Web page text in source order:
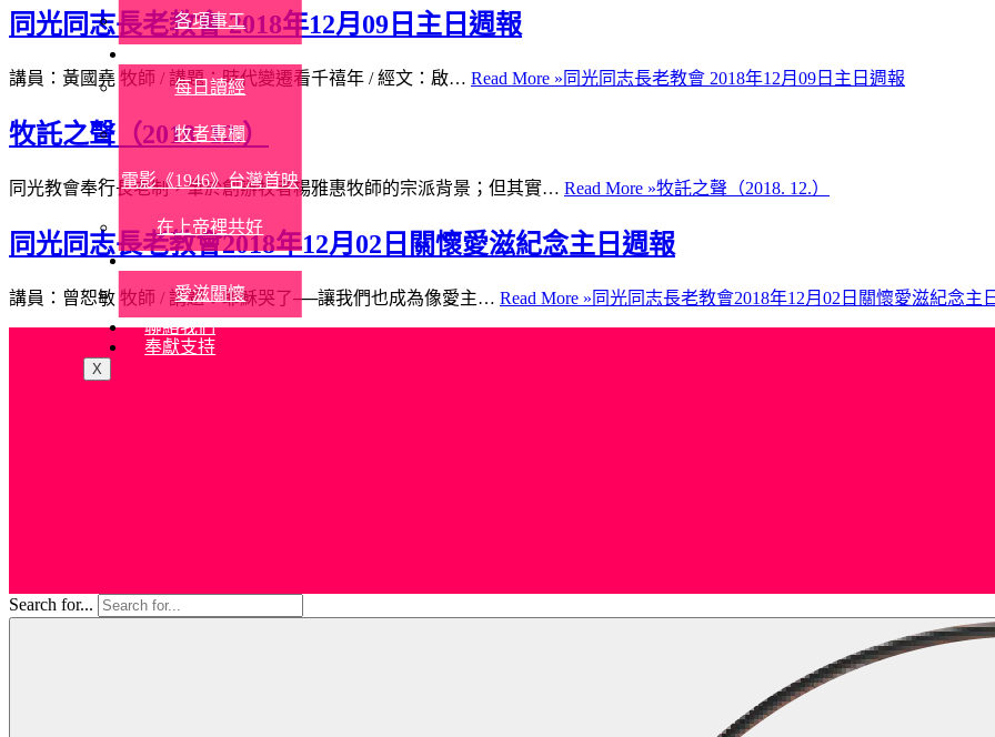
各項事工
每日讀經
牧者專欄
電影《1946》台灣首映
在上帝裡共好
社會關懷
愛滋關懷
聯絡我們
奉獻支持
X
同光同志長老教會 2018年12月09日主日週報
講員：黃國堯 牧師 / 講題：時代變遷看千禧年 / 經文：啟… Read More » 同光同志長老教會 2018年12月09日主日週報
牧託之聲（2018. 12.）
同光教會奉行長老制，肇於創辦牧者楊雅惠牧師的宗派背景；但其實… Read More »牧託之聲（2018. 12.）
同光同志長老教會2018年12月02日關懷愛滋紀念主日週報
講員：曾恕敏 牧師 / 講題：耶穌哭了──讓我們也成為像愛主… Read More » 同光同志長老教會2018年12月02日關懷愛滋紀念主
Search for...